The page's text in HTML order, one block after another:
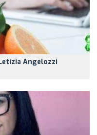
Angelozzi